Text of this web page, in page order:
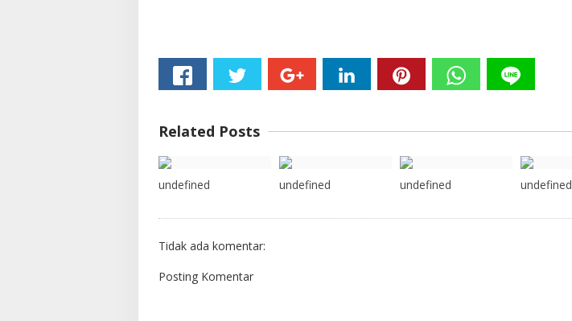
Related Posts
undefined undefined undefined undefined
Tidak ada komentar:
Posting Komentar